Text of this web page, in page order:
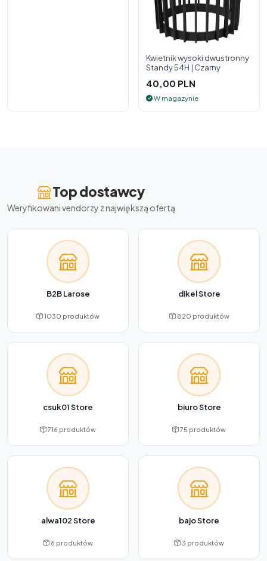
Kwietnik wysoki dwustronny
Standy 54H | Czarny
40,00 PLN
W magazynie
Top dostawcy
Weryfikowani vendorzy z największą ofertą
B2B Larose
1030 produktów
dikel Store
820 produktów
csuk01 Store
716 produktów
biuro Store
75 produktów
alwa102 Store
6 produktów
bajo Store
3 produktów